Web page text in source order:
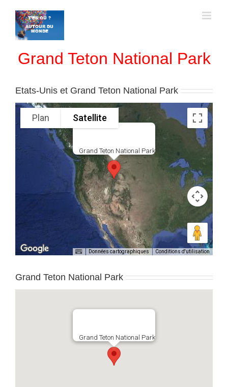
contenu
Grand Teton National Park
Etats-Unis et Grand Teton National Park
Grand Teton National Park
Plan Satellite
Données cartographiques Conditions d'utilisation
Grand Teton National Park
Grand Teton National Park